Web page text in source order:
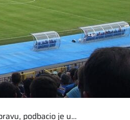
podbacio je u…